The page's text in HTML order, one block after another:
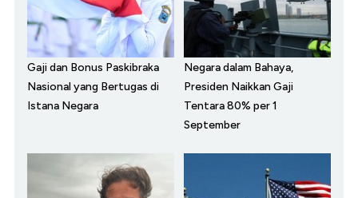
Gaji dan Bonus Paskibraka
Nasional yang Bertugas di
Istana Negara
Negara dalam Bahaya,
Presiden Naikkan Gaji
Tentara 80% per 1
September